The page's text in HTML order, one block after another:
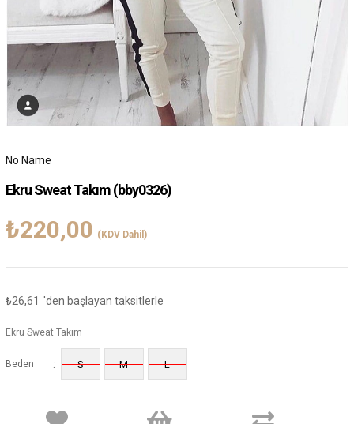
No Name
Ekru Sweat Takım(bby0326)
₺220,00 (KDV Dahil)
₺26,61 'den başlayan taksitlerle
Ekru Sweat Takım
Beden : S M L